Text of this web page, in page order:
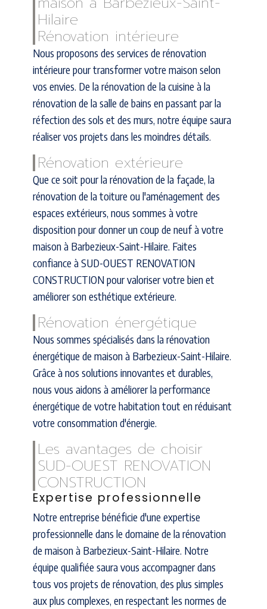
Hilaire
Rénovation intérieure
Nous proposons des services de rénovation
intérieure pour transformer votre maison selon
vos envies. De la rénovation de la cuisine à la
rénovation de la salle de bains en passant par la
réfection des sols et des murs, notre équipe saura
réaliser vos projets dans les moindres détails.
Rénovation extérieure
Que ce soit pour la rénovation de la façade, la
rénovation de la toiture ou l'aménagement des
espaces extérieurs, nous sommes à votre
disposition pour donner un coup de neuf à votre
maison à Barbezieux-Saint-Hilaire. Faites
confiance à SUD-OUEST RENOVATION
CONSTRUCTION pour valoriser votre bien et
améliorer son esthétique extérieure.
Rénovation énergétique
Nous sommes spécialisés dans la rénovation
énergétique de maison à Barbezieux-Saint-Hilaire.
Grâce à nos solutions innovantes et durables,
nous vous aidons à améliorer la performance
énergétique de votre habitation tout en réduisant
votre consommation d'énergie.
Les avantages de choisir
SUD-OUEST RENOVATION
CONSTRUCTION
Expertise professionnelle
Notre entreprise bénéficie d'une expertise
professionnelle dans le domaine de la rénovation
de maison à Barbezieux-Saint-Hilaire. Notre
équipe qualifiée saura vous accompagner dans
tous vos projets de rénovation, des plus simples
aux plus complexes, en respectant les normes de